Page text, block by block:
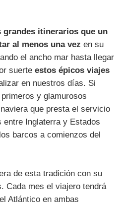
grandes itinerarios que un
al menos una vez en su
el ancho mar hasta llegar
suerte estos épicos viajes
en nuestros días. Si
y glamurosos
que presta el servicio
entre Inglaterra y Estados
barcos a comienzos del
de esta tradición con su
Cada mes el viajero tendrá
Atlántico en ambas